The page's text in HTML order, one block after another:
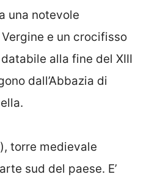
una notevole
e un crocifisso
alla fine del XIII
dall’Abbazia di
sud del paese. E’